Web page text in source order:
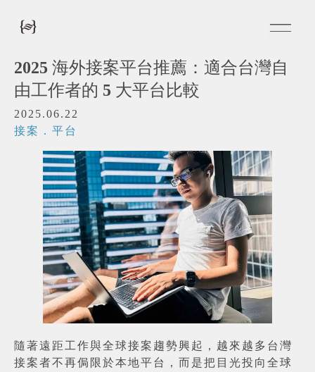
2025 海外接案平台推薦：適合台灣自
由工作者的 5 大平台比較
2025.06.22
接案．平台
隨著遠距工作與全球接案趨勢興起，越來越多台灣
接案者不再侷限於本地平台，而是把目光投向全球